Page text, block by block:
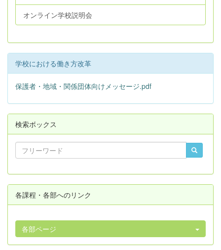
オンライン学校説明会
学校における働き方改革
保護者・地域・関係団体向けメッセージ.pdf
検索ボックス
各課程・各部へのリンク
各部ページ